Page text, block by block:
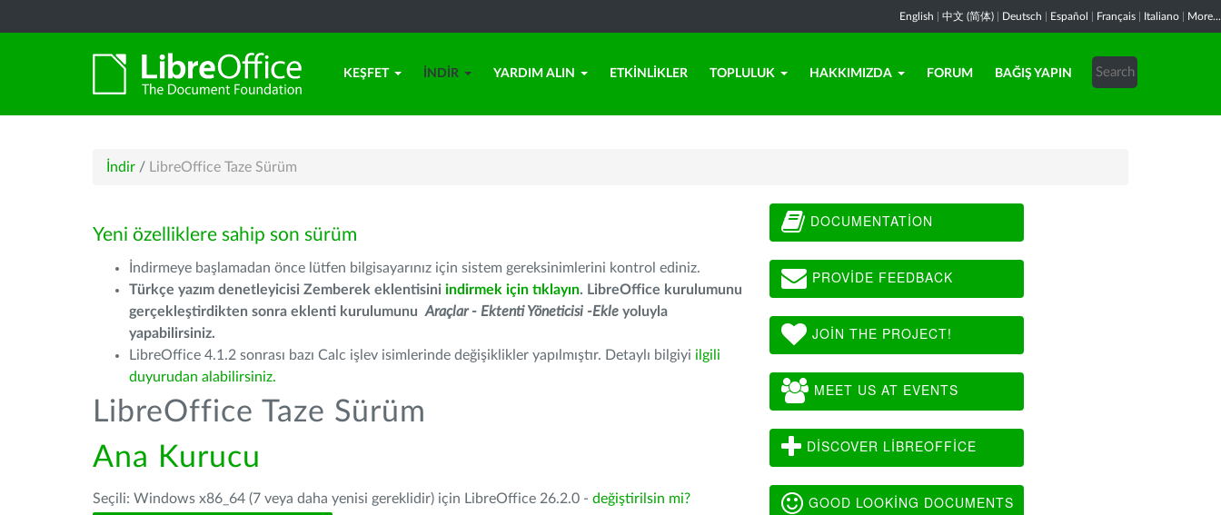
English 中文 (简体) Deutsch Español Français Italiano More...
KEŞFET İNDIR YARDIM ALIN ETKINLIKLER TOPLULUK HAKKIMIZDA FORUM BAĞIŞ YAPIN
İndir / LibreOffice Taze Sürüm
Yeni özelliklere sahip son sürüm
İndirmeye başlamadan önce lütfen bilgisayarınız için sistem gereksinimlerini kontrol ediniz.
Türkçe yazım denetleyicisi Zemberek eklentisini indirmek için tıklayın. LibreOffice kurulumunu
gerçekleştirdikten sonra eklenti kurulumunu Araçlar - Ektenti Yöneticisi -Ekle yoluyla
yapabilirsiniz.
LibreOffice 4.1.2 sonrası bazı Calc işlev isimlerinde değişiklikler yapılmıştır. Detaylı bilgiyi ilgili
duyurudan alabilirsiniz.
LibreOffice Taze Sürüm
Ana Kurucu
Seçili: Windows x86_64 (7 veya daha yenisi gereklidir) için LibreOffice 26.2.0 - değiştirilsin mi?
DOCUMENTATION
PROVIDE FEEDBACK
JOIN THE PROJECT!
MEET US AT EVENTS
DISCOVER LIBREOFFICE
GOOD LOOKING DOCUMENTS